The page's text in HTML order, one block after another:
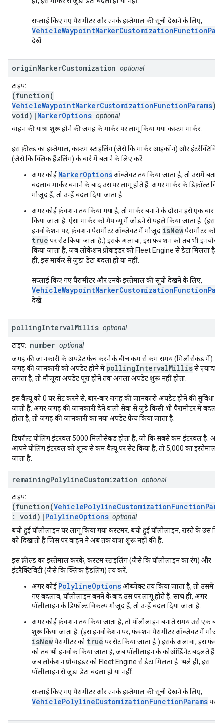
सप्लाई किए गए पैरामीटर और उनके इस्तेमाल की सूची देखने के लिए,
देखें.
originMarkerCustomization optional
टाइप:
(function(
VehicleWaypointMarkerCustomizationFunctionParams):
void)| MarkerOptions optional
वाहन की यात्रा शुरू होने की जगह के मार्कर पर लागू किया गया कस्टम मार्कर.
इस फ़ील्ड का इस्तेमाल, कस्टम स्टाइलिंग (जैसे कि मार्कर आइकॉन) और इंटरैक्टिविटी
(जैसे कि क्लिक हैंडलिंग) के बारे में बताने के लिए करें.
अगर कोई MarkerOptionsऑब्जेक्ट तय किया जाता है, तो उसमें बताए
बदलाव मार्कर बनाने के बाद उस पर लागू होते हैं. अगर मार्कर के डिफ़ॉल्ट
मौजूद हैं, तो उन्हें बदल दिया जाता है.
अगर कोई फ़ंक्शन तय किया गया है, तो मार्कर बनाने के दौरान इसे एक बार
किया जाता है. ऐसा मार्कर को मैप व्यू में जोड़ने से पहले किया जाता है. (इस
इनवोकेशन पर, फ़ंक्शन पैरामीटर ऑब्जेक्ट में मौजूद isNewपैरामीटर को
true पर सेट किया जाता है.) इसके अलावा, इस फ़ंक्शन को तब भी इनवोक
किया जाता है, जब लोकेशन प्रोवाइडर को Fleet Engine से डेटा मिलता है.
ही, इस मार्कर से जुड़ा डेटा बदला हो या नहीं.
सप्लाई किए गए पैरामीटर और उनके इस्तेमाल की सूची देखने के लिए,
देखें.
pollingIntervalMillis optional
टाइप: number optional
जगह की जानकारी के अपडेट फ़ेच करने के बीच कम से कम समय (मिलीसेकंड में).
जगह की जानकारी को अपडेट होने में pollingIntervalMillisसे ज़्यादा
लगता है, तो मौजूदा अपडेट पूरा होने तक अगला अपडेट शुरू नहीं होता.
इस वैल्यू को 0 पर सेट करने से, बार-बार जगह की जानकारी अपडेट होने की सुविधा
जाती है. अगर जगह की जानकारी देने वाली सेवा से जुड़े किसी भी पैरामीटर में बदलाव
होता है, तो जगह की जानकारी का नया अपडेट फ़ेच किया जाता है.
डिफ़ॉल्ट पोलिंग इंटरवल 5000 मिलीसेकंड होता है, जो कि सबसे कम इंटरवल है. अगर
आपने पोलिंग इंटरवल को शून्य से कम वैल्यू पर सेट किया है, तो 5,000 का इस्तेमाल
जाता है.
remainingPolylineCustomization optional
टाइप:
(function(
: void)| PolylineOptions optional
बची हुई पॉलीलाइन पर लागू किया गया कस्टमर. बची हुई पॉलीलाइन, रास्ते के उस
को दिखाती है जिस पर वाहन ने अब तक यात्रा शुरू नहीं की है.
इस फ़ील्ड का इस्तेमाल करके, कस्टम स्टाइलिंग (जैसे कि पॉलीलाइन का रंग) और
इंटरैक्टिविटी (जैसे कि क्लिक हैंडलिंग) तय करें.
अगर कोई PolylineOptionsऑब्जेक्ट तय किया जाता है, तो उसमें
गए बदलाव, पॉलीलाइन बनने के बाद उस पर लागू होते हैं. साथ ही, अगर
पॉलीलाइन के डिफ़ॉल्ट विकल्प मौजूद हैं, तो उन्हें बदल दिया जाता है.
अगर कोई फ़ंक्शन तय किया जाता है, तो पॉलीलाइन बनाते समय उसे एक बार
शुरू किया जाता है. (इस इनवोकेशन पर, फ़ंक्शन पैरामीटर ऑब्जेक्ट में मौजूद
isNewपैरामीटर को true पर सेट किया जाता है.) इसके अलावा, इस
को तब भी इनवोक किया जाता है, जब पॉलीलाइन के कोऑर्डिनेट बदलते हैं या
जब लोकेशन प्रोवाइडर को Fleet Engine से डेटा मिलता है. भले ही, इस
पॉलीलाइन से जुड़ा डेटा बदला हो या नहीं.
सप्लाई किए गए पैरामीटर और उनके इस्तेमाल की सूची देखने के लिए,
VehiclePolylineCustomizationFunctionParamsपर